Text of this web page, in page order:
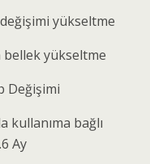
yükseltme
yükseltme
Değişimi
bağlı
Ay